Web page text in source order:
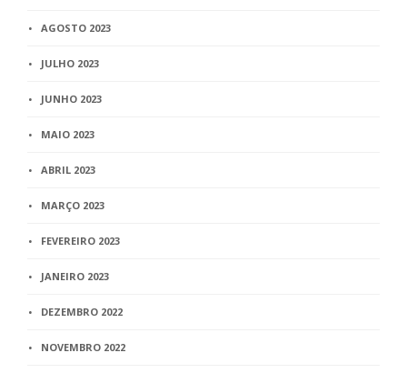
AGOSTO 2023
JULHO 2023
JUNHO 2023
MAIO 2023
ABRIL 2023
MARÇO 2023
FEVEREIRO 2023
JANEIRO 2023
DEZEMBRO 2022
NOVEMBRO 2022